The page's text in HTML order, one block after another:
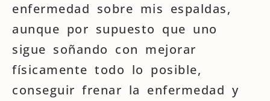
enfermedad sobre mis espaldas,
aunque por supuesto que uno
sigue soñando con mejorar
físicamente todo lo posible,
conseguir frenar la enfermedad y